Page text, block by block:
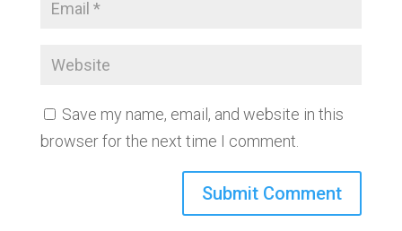
Save my name, email, and website in this
browser for the next time I comment.